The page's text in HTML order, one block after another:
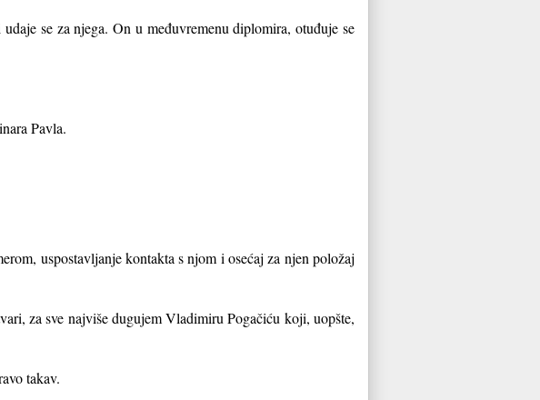
se za njega. On u međuvremenu diplomira, otuđuje se
Pavla.
uspostavljanje kontakta s njom i osećaj za njen položaj
za sve najviše dugujem Vladimiru Pogačiću koji, uopšte,
takav.